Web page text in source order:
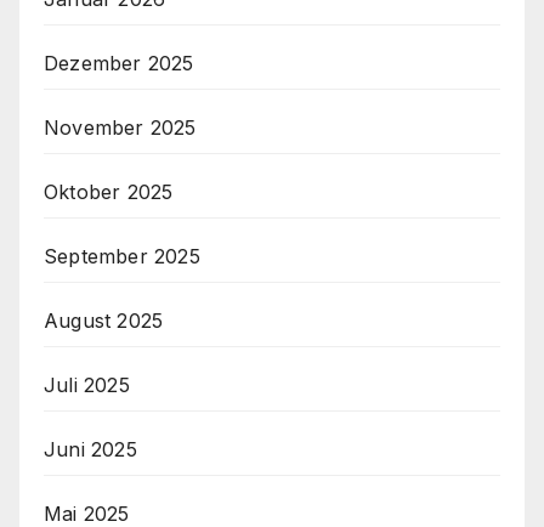
Dezember 2025
November 2025
Oktober 2025
September 2025
August 2025
Juli 2025
Juni 2025
Mai 2025